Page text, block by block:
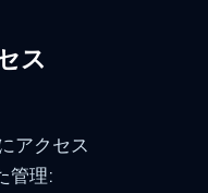
ス
アクセス
管理: